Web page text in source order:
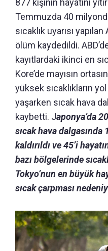
877 kişinin hayatını
Temmuzda 40
sıcaklık uyarısı
ölüm kaydedildi.
kayıtlardaki ikinci en
Kore’de mayısın
yüksek sıcaklıkların
yaşarken sıcak hava
kaybetti. Japonya’da
sıcak hava
kaldırıldı ve 45’i
bazı bölgelerinde
Tokyo’nun en büyük
sıcak çarpması